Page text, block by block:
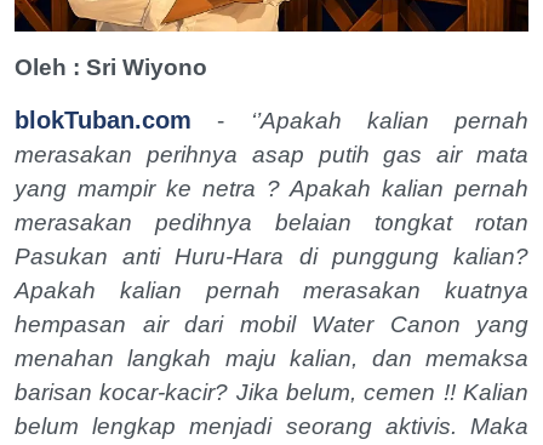
Oleh : Sri Wiyono
blokTuban.com -
‘’Apakah kalian pernah
merasakan perihnya asap putih gas air mata
yang mampir ke netra ? Apakah kalian pernah
merasakan pedihnya belaian tongkat rotan
Pasukan anti Huru-Hara di punggung kalian?
Apakah kalian pernah merasakan kuatnya
hempasan air dari mobil Water Canon yang
menahan langkah maju kalian, dan memaksa
barisan kocar-kacir? Jika belum, cemen !! Kalian
belum lengkap menjadi seorang aktivis. Maka